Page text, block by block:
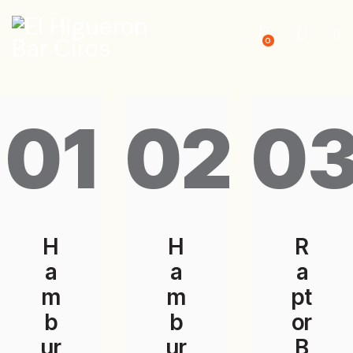
0
01
H
a
m
b
02
H
a
m
b
R
a
pt
or